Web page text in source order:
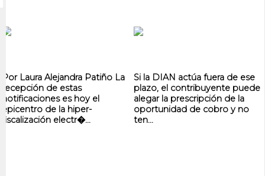
Por Laura Alejandra Patiño La
recepción de estas
notificaciones es hoy el
epicentro de la hiper-
fiscalización electr�...
Si la DIAN actúa fuera de ese
plazo, el contribuyente puede
alegar la prescripción de la
oportunidad de cobro y no
ten...